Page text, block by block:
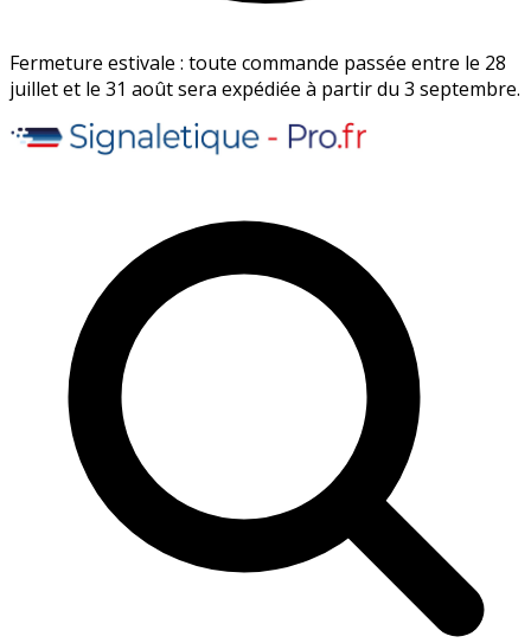
Fermeture estivale : toute commande passée entre le 28
juillet et le 31 août sera expédiée à partir du 3 septembre.